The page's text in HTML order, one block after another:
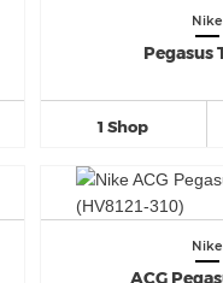
Nike
Pegasus
1 Shop
Nike
ACG